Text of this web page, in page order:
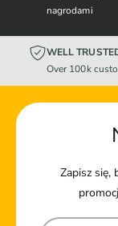
nagrodami
WELL
Over 100k
Zapisz się,